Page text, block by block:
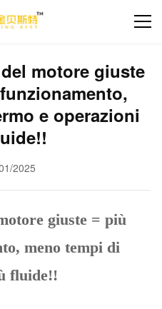
motore giuste
e operazioni
2025
giuste = più
meno tempi di
fluide!!